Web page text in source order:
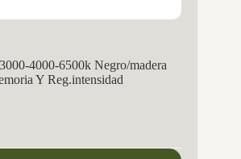
4000-6500k Negro/madera
Y Reg.intensidad